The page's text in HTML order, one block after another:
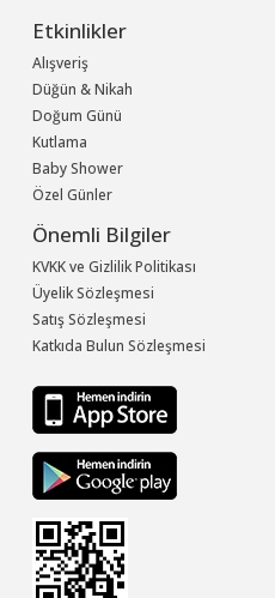
Etkinlikler
Alışveriş
Düğün & Nikah
Doğum Günü
Kutlama
Baby Shower
Özel Günler
Önemli Bilgiler
KVKK ve Gizlilik Politikası
Üyelik Sözleşmesi
Satış Sözleşmesi
Katkıda Bulun Sözleşmesi